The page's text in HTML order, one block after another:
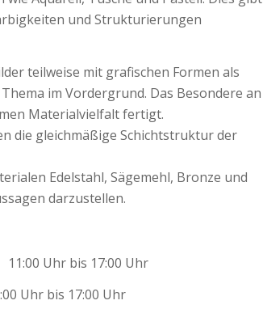
und Strukturierungen
teilweise mit grafischen Formen als
im Vordergrund. Das Besondere an
Materialvielfalt fertigt.
die gleichmäßige Schichtstruktur der
Edelstahl, Sägemehl, Bronze und
darzustellen.
Uhr bis 17:00 Uhr
17:00 Uhr